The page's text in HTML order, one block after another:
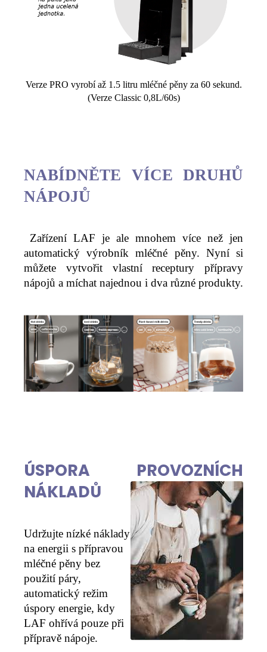
Verze PRO vyrobí až 1.5 litru mléčné pěny za 60 sekund.
(Verze Classic 0,8L/60s)
NABÍDNĚTE VÍCE DRUHŮ
NÁPOJŮ
Zařízení LAF je ale mnohem více než jen
automatický výrobník mléčné pěny. Nyní si
můžete vytvořit vlastní receptury přípravy
nápojů a míchat najednou i dva různé produkty.
ÚSPORA PROVOZNÍCH
NÁKLADŮ
Udržujte nízké náklady
na energii s přípravou
mléčné pěny bez
použití páry,
automatický režim
úspory energie, kdy
LAF ohřívá pouze při
přípravě nápoje.